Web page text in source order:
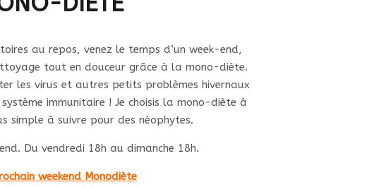
au repos, venez le temps d’un week-end,
tout en douceur grâce à la mono-diète.
les virus et autres petits problèmes hivernaux
immunitaire ! Je choisis la mono-diète à
simple à suivre pour des néophytes.
Du vendredi 18h au dimanche 18h.
weekend Monodiète